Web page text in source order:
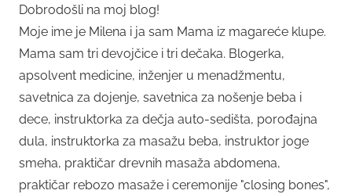
Dobrodošli na moj blog!
Moje ime je Milena i ja sam Mama iz magareće klupe.
Mama sam tri devojčice i tri dečaka. Blogerka,
apsolvent medicine, inženjer u menadžmentu,
savetnica za dojenje, savetnica za nošenje beba i
dece, instruktorka za dečja auto-sedišta, porođajna
dula, instruktorka za masažu beba, instruktor joge
smeha, praktičar drevnih masaža abdomena,
praktičar rebozo masaže i ceremonije "closing bones",